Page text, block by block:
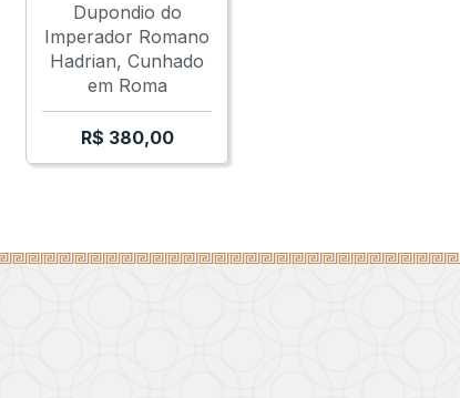
Dupondio do
Imperador Romano
Hadrian, Cunhado
em Roma
R$ 380,00